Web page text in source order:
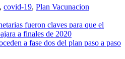
, covid-19, Plan Vacunacion
fueron claves para que el
a finales de 2020
a fase dos del plan paso a paso